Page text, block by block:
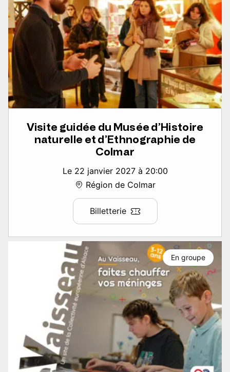
Visite guidée du Musée d’Histoire
naturelle et d’Ethnographie de
Colmar
Le 22 janvier 2027 à 20:00
Région de Colmar
Billetterie
En groupe